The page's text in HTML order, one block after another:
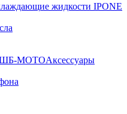
жидкости IPONE
Аксессуары